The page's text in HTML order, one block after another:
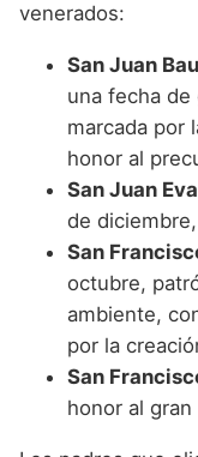
venerados:
San Juan
una fecha de
marcada por
honor al
San Juan
de
San
octubre,
ambiente,
por la
San
honor al